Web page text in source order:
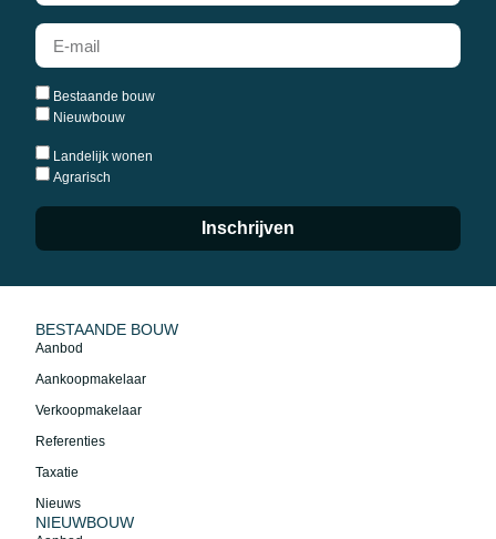
Bestaande bouw
Nieuwbouw
Landelijk wonen
Agrarisch
Inschrijven
BESTAANDE BOUW
Aanbod
Aankoopmakelaar
Verkoopmakelaar
Referenties
Taxatie
Nieuws
NIEUWBOUW